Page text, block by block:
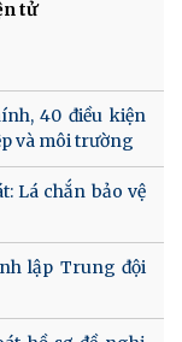
tử
40 điều kiện
và môi trường
Lá chắn bảo vệ
lập Trung đội